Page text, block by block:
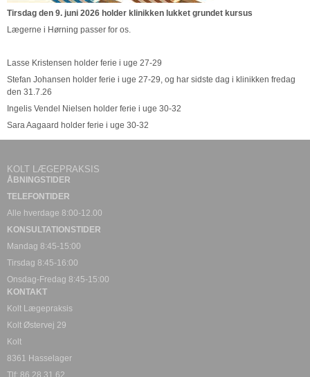
Tirsdag den 9. juni 2026 holder klinikken lukket grundet kursus
Lægerne i Hørning passer for os.
Lasse Kristensen holder ferie i uge 27-29
Stefan Johansen holder ferie i uge 27-29, og har sidste dag i klinikken fredag
den 31.7.26
Ingelis Vendel Nielsen holder ferie i uge 30-32
Sara Aagaard holder ferie i uge 30-32
KOLT LÆGEPRAKSIS
ÅBNINGSTIDER
TELEFONTIDER
Alle hverdage 8:00-12.00
KONSULTATIONSTIDER
Mandag 8:45-15:00
Tirsdag 8:45-16:00
Onsdag-Fredag 8:45-15:00
KONTAKT
Kolt Lægepraksis
Kolt Østervej 29
Kolt
8361 Hasselager
Tlf: 86 28 31 62